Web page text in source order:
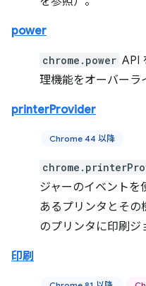
power
chrome.power API
理機能をオーバーラ
printerProvider
Chrome 44 以降
ジャーのイベントを
あるプリンタとその
のプリンタに印刷ジ
印刷